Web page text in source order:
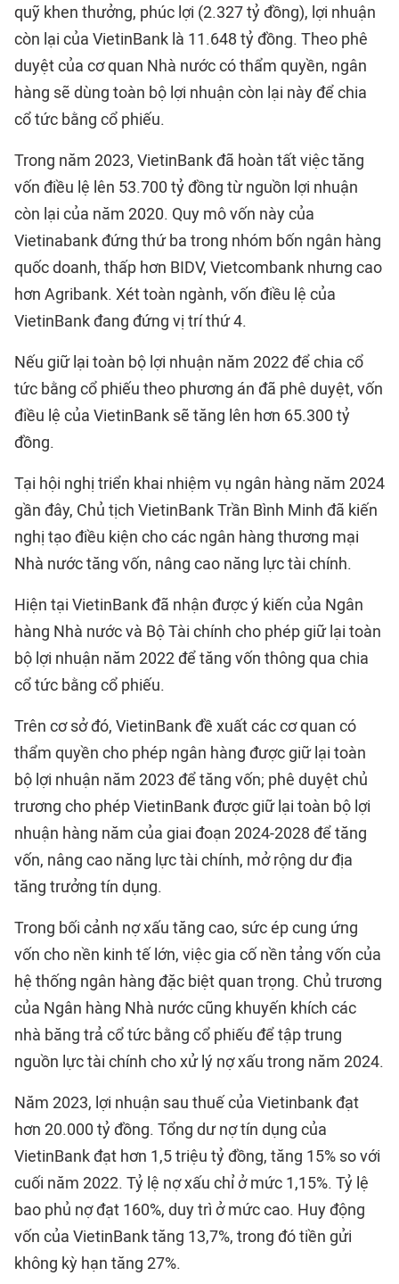
quỹ khen thưởng, phúc lợi (2.327 tỷ đồng), lợi nhuận
còn lại của VietinBank là 11.648 tỷ đồng. Theo phê
duyệt của cơ quan Nhà nước có thẩm quyền, ngân
hàng sẽ dùng toàn bộ lợi nhuận còn lại này để chia
cổ tức bằng cổ phiếu.
Trong năm 2023, VietinBank đã hoàn tất việc tăng
vốn điều lệ lên 53.700 tỷ đồng từ nguồn lợi nhuận
còn lại của năm 2020. Quy mô vốn này của
Vietinabank đứng thứ ba trong nhóm bốn ngân hàng
quốc doanh, thấp hơn BIDV, Vietcombank nhưng cao
hơn Agribank. Xét toàn ngành, vốn điều lệ của
VietinBank đang đứng vị trí thứ 4.
Nếu giữ lại toàn bộ lợi nhuận năm 2022 để chia cổ
tức bằng cổ phiếu theo phương án đã phê duyệt, vốn
điều lệ của VietinBank sẽ tăng lên hơn 65.300 tỷ
đồng.
Tại hội nghị triển khai nhiệm vụ ngân hàng năm 2024
gần đây, Chủ tịch VietinBank Trần Bình Minh đã kiến
nghị tạo điều kiện cho các ngân hàng thương mại
Nhà nước tăng vốn, nâng cao năng lực tài chính.
Hiện tại VietinBank đã nhận được ý kiến của Ngân
hàng Nhà nước và Bộ Tài chính cho phép giữ lại toàn
bộ lợi nhuận năm 2022 để tăng vốn thông qua chia
cổ tức bằng cổ phiếu.
Trên cơ sở đó, VietinBank đề xuất các cơ quan có
thẩm quyền cho phép ngân hàng được giữ lại toàn
bộ lợi nhuận năm 2023 để tăng vốn; phê duyệt chủ
trương cho phép VietinBank được giữ lại toàn bộ lợi
nhuận hàng năm của giai đoạn 2024-2028 để tăng
vốn, nâng cao năng lực tài chính, mở rộng dư địa
tăng trưởng tín dụng.
Trong bối cảnh nợ xấu tăng cao, sức ép cung ứng
vốn cho nền kinh tế lớn, việc gia cố nền tảng vốn của
hệ thống ngân hàng đặc biệt quan trọng. Chủ trương
của Ngân hàng Nhà nước cũng khuyến khích các
nhà băng trả cổ tức bằng cổ phiếu để tập trung
nguồn lực tài chính cho xử lý nợ xấu trong năm 2024.
Năm 2023, lợi nhuận sau thuế của Vietinbank đạt
hơn 20.000 tỷ đồng. Tổng dư nợ tín dụng của
VietinBank đạt hơn 1,5 triệu tỷ đồng, tăng 15% so với
cuối năm 2022. Tỷ lệ nợ xấu chỉ ở mức 1,15%. Tỷ lệ
bao phủ nợ đạt 160%, duy trì ở mức cao. Huy động
vốn của VietinBank tăng 13,7%, trong đó tiền gửi
không kỳ hạn tăng 27%.